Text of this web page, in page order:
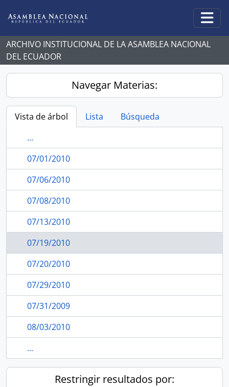
ARCHIVO INSTITUCIONAL DE LA ASAMBLEA NACIONAL
DEL ECUADOR
Navegar Materias:
Vista de árbol Lista
Búsqueda
...
07/01/2010
07/06/2010
07/08/2010
07/13/2010
07/19/2010
07/20/2010
07/29/2010
07/31/2009
08/03/2010
...
Restringir resultados por: